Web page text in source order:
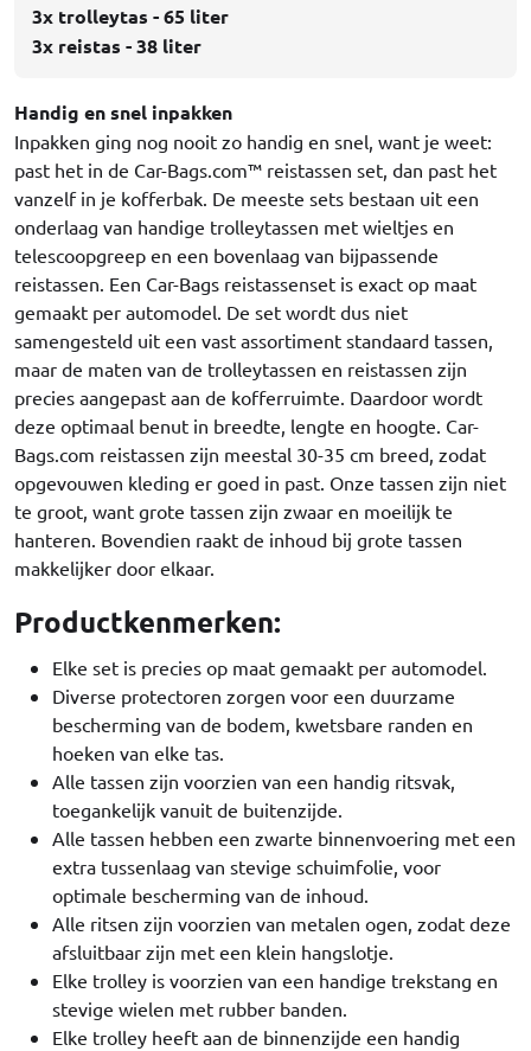
3x trolleytas - 65 liter
3x reistas - 38 liter
Handig en snel inpakken
Inpakken ging nog nooit zo handig en snel, want je weet:
past het in de Car-Bags.com™ reistassen set, dan past het
vanzelf in je kofferbak. De meeste sets bestaan uit een
onderlaag van handige trolleytassen met wieltjes en
telescoopgreep en een bovenlaag van bijpassende
reistassen. Een Car-Bags reistassenset is exact op maat
gemaakt per automodel. De set wordt dus niet
samengesteld uit een vast assortiment standaard tassen,
maar de maten van de trolleytassen en reistassen zijn
precies aangepast aan de kofferruimte. Daardoor wordt
deze optimaal benut in breedte, lengte en hoogte. Car-
Bags.com reistassen zijn meestal 30-35 cm breed, zodat
opgevouwen kleding er goed in past. Onze tassen zijn niet
te groot, want grote tassen zijn zwaar en moeilijk te
hanteren. Bovendien raakt de inhoud bij grote tassen
makkelijker door elkaar.
Productkenmerken:
Elke set is precies op maat gemaakt per automodel.
Diverse protectoren zorgen voor een duurzame
bescherming van de bodem, kwetsbare randen en
hoeken van elke tas.
Alle tassen zijn voorzien van een handig ritsvak,
toegankelijk vanuit de buitenzijde.
Alle tassen hebben een zwarte binnenvoering met een
extra tussenlaag van stevige schuimfolie, voor
optimale bescherming van de inhoud.
Alle ritsen zijn voorzien van metalen ogen, zodat deze
afsluitbaar zijn met een klein hangslotje.
Elke trolley is voorzien van een handige trekstang en
stevige wielen met rubber banden.
Elke trolley heeft aan de binnenzijde een handig